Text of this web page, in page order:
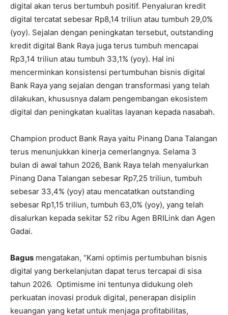
digital akan terus bertumbuh positif. Penyaluran kredit
digital tercatat sebesar Rp8,14 triliun atau tumbuh 29,0%
(yoy). Sejalan dengan peningkatan tersebut, outstanding
kredit digital Bank Raya juga terus tumbuh mencapai
Rp3,14 triliun atau tumbuh 33,1% (yoy). Hal ini
mencerminkan konsistensi pertumbuhan bisnis digital
Bank Raya yang sejalan dengan transformasi yang telah
dilakukan, khususnya dalam pengembangan ekosistem
digital dan peningkatan kualitas layanan kepada nasabah.
Champion product Bank Raya yaitu Pinang Dana Talangan
terus menunjukkan kinerja cemerlangnya. Selama 3
bulan di awal tahun 2026, Bank Raya telah menyalurkan
Pinang Dana Talangan sebesar Rp7,25 triliun, tumbuh
sebesar 33,4% (yoy) atau mencatatkan outstanding
sebesar Rp1,15 triliun, tumbuh 63,0% (yoy), yang telah
disalurkan kepada sekitar 52 ribu Agen BRILink dan Agen
Gadai.
Bagus mengatakan, “Kami optimis pertumbuhan bisnis
digital yang berkelanjutan dapat terus tercapai di sisa
tahun 2026. Optimisme ini tentunya didukung oleh
perkuatan inovasi produk digital, penerapan disiplin
keuangan yang ketat untuk menjaga profitabilitas,